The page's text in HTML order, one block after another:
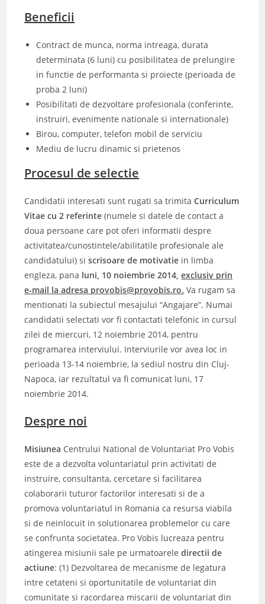
Beneficii
Contract de munca, norma intreaga, durata
determinata (6 luni) cu posibilitatea de prelungire
in functie de performanta si proiecte (perioada de
proba 2 luni)
Posibilitati de dezvoltare profesionala (conferinte,
instruiri, evenimente nationale si internationale)
Birou, computer, telefon mobil de serviciu
Mediu de lucru dinamic si prietenos
Procesul de selectie
Candidatii interesati sunt rugati sa trimitaCurriculum
Vitae cu 2 referinte (numele si datele de contact a
doua persoane care pot oferi informatii despre
activitatea/cunostintele/abilitatile profesionale ale
candidatului) si scrisoare de motivatie in limba
engleza, pana luni, 10 noiembrie 2014, exclusiv prin
e-mail la adresa provobis@provobis.ro. Va rugam sa
mentionati la subiectul mesajului “Angajare”. Numai
candidatii selectati vor fi contactati telefonic in cursul
zilei de miercuri, 12 noiembrie 2014, pentru
programarea interviului. Interviurile vor avea loc in
perioada 13-14 noiembrie, la sediul nostru din Cluj-
Napoca, iar rezultatul va fi comunicat luni, 17
noiembrie 2014.
Despre noi
Misiunea Centrului National de Voluntariat Pro Vobis
este de a dezvolta voluntariatul prin activitati de
instruire, consultanta, cercetare si facilitarea
colaborarii tuturor factorilor interesati si de a
promova voluntariatul in Romania ca resursa viabila
si de neinlocuit in solutionarea problemelor cu care
se confrunta societatea. Pro Vobis lucreaza pentru
atingerea misiunii sale pe urmatoareledirectii de
actiune: (1) Dezvoltarea de mecanisme de legatura
intre cetateni si oportunitatile de voluntariat din
comunitate si racordarea miscarii de voluntariat din